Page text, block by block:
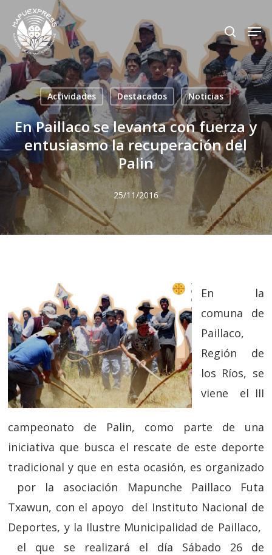
main
content
search
Actividades Destacados Noticias
En Paillaco se levanta con fuerza y
entusiasmo la recuperación del
Palin
25/11/2016
En la
comuna de
Paillaco,
Región de
los Ríos, se
viene el III
campeonato de Palin, como parte de una
iniciativa que busca el rescate de este deporte
tradicional y que en esta ocasión, es organizado
por la asociación Mapunche Paillaco Futa
Txawun, con el apoyo del Instituto Nacional de
Deportes, y la Ilustre Municipalidad de Paillaco,
el que se realizará el día Sábado 26 de
Close
Menu